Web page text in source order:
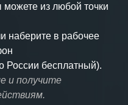
из любой точки
наберите в рабочее
России бесплатный).
и получите